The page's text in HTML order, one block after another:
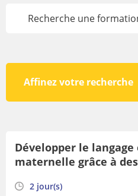
évolue tout au long de l’année.
Avant de vous inscrire, veillez
Affinez votre recherche
Par orientation
Développer le
maternelle grâce à
2 jour(s)